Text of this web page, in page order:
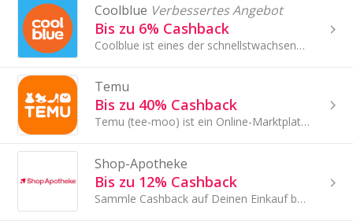
Coolblue Verbessertes Angebot
Bis zu 6% Cashback
Coolblue ist eines der schnellstwachsenden E-Commerce-Unternehmen in Deutschland, den Niederlanden und Belgien.
Temu
Bis zu 40% Cashback
Temu (tee-moo) ist ein Online-Marktplatz, der es sich zur Aufgabe gemacht hat, die günstigsten Qualitätsprodukte anzubieten.
Shop-Apotheke
Bis zu 12% Cashback
Sammle Cashback auf Deinen Einkauf bei Shop-Apotheke!